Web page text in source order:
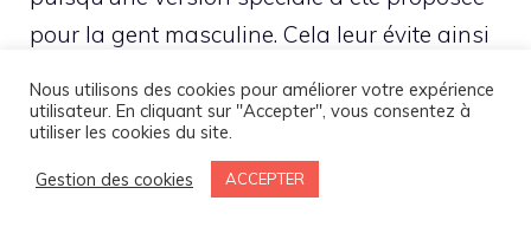
pour la gent masculine. Cela leur évite ainsi
Si vous devez acheter un seul pack, sachez
que nous vous recommandons le PL5129
Nous utilisons des cookies pour améliorer votre expérience
utilisateur. En cliquant sur "Accepter", vous consentez à
utiliser les cookies du site.
Gestion des cookies ACCEPTER